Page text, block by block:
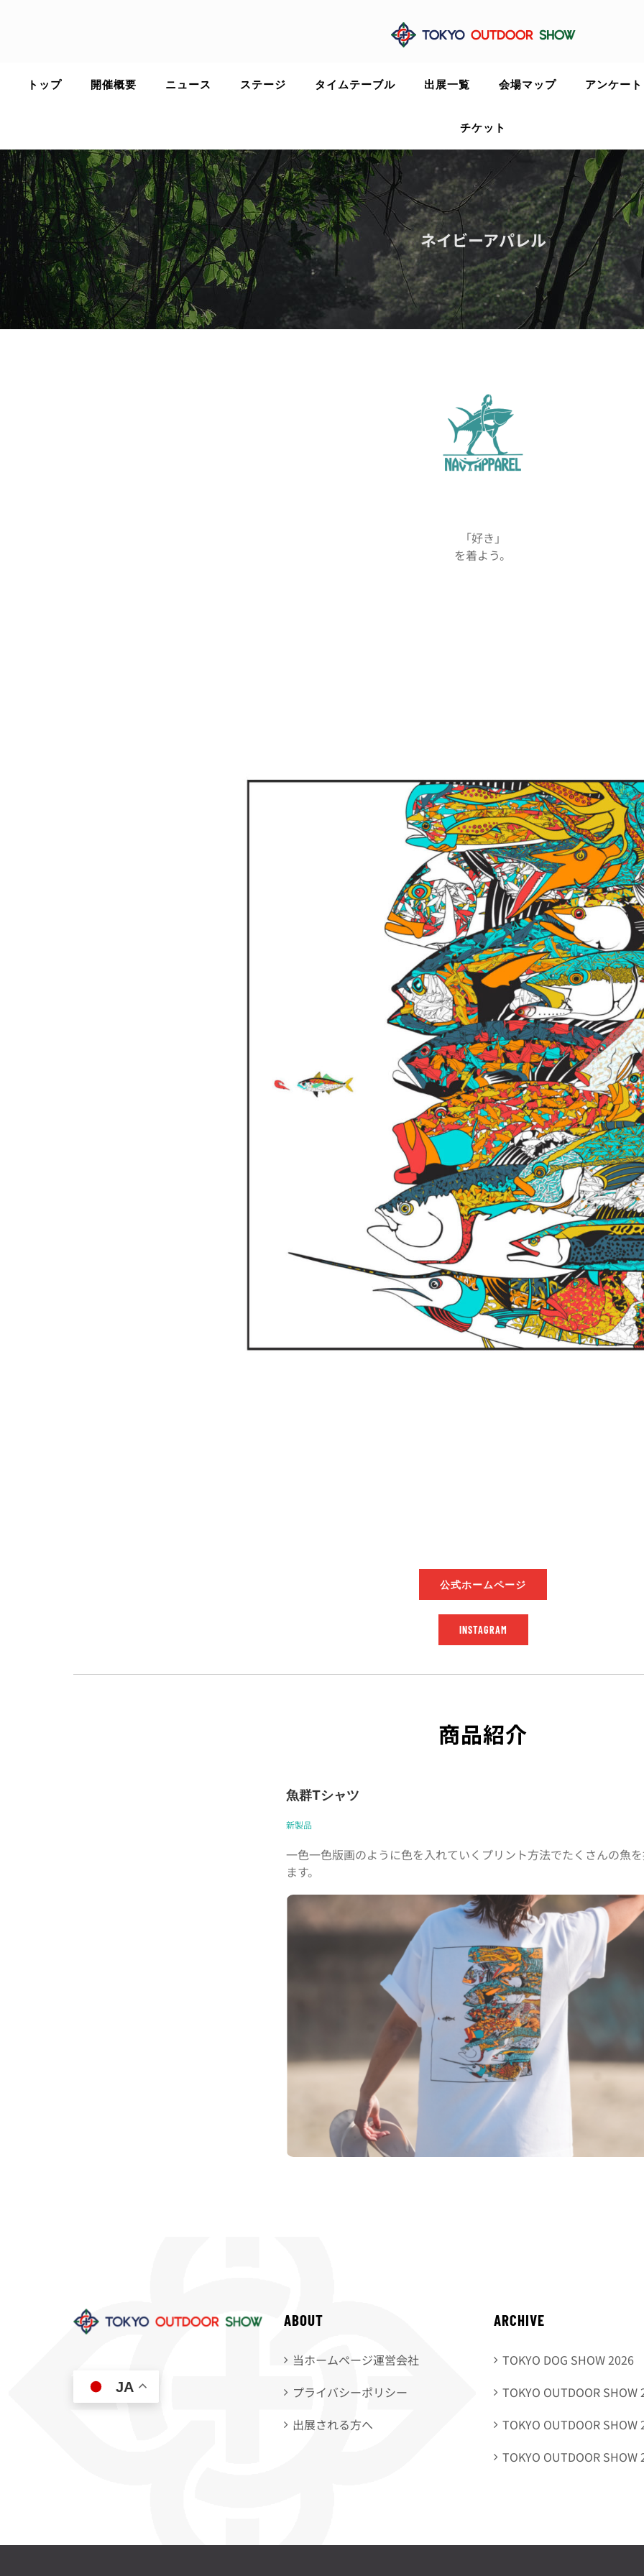
トップ 開催概要 ニュース ステージ タイムテーブル 出展一覧 会場マップ アンケー
チケット
ネイビーアパレル
「好き」
を着よう。
公式ホームページ
INSTAGRAM
商品紹介
魚群Tシャツ
新製品
一色一色版画のように色を入れていくプリント方法でたくさんの魚
ます。
JA
ABOUT
当ホームページ運営会社
プライバシーポリシー
出展される方へ
ARCHIVE
TOKYO DOG SHOW 2026
TOKYO OUTDOOR SHOW
TOKYO OUTDOOR SHOW
TOKYO OUTDOOR SHOW